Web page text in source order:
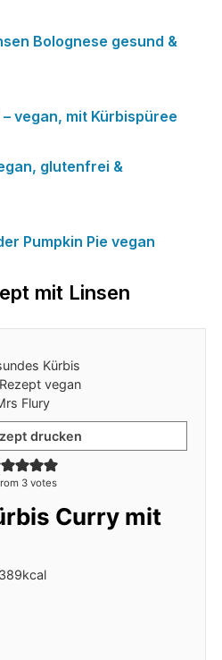
Bolognese gesund &
vegan, mit Kürbispüree
glutenfrei &
Pumpkin Pie vegan
mit Linsen
drucken
3 votes
Curry mit
389kcal